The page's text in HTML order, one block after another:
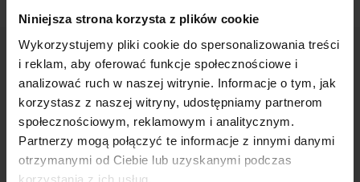
Niniejsza strona korzysta z plików cookie
Wykorzystujemy pliki cookie do spersonalizowania treści
i reklam, aby oferować funkcje społecznościowe i
analizować ruch w naszej witrynie. Informacje o tym, jak
korzystasz z naszej witryny, udostępniamy partnerom
społecznościowym, reklamowym i analitycznym.
Partnerzy mogą połączyć te informacje z innymi danymi
otrzymanymi od Ciebie lub uzyskanymi podczas
korzystania z ich usług.
OPINIE O PRODUKCIE: KOSZULA
ATELLA 00672 DŁUGI RĘKAW BIAŁA
SLIM FIT